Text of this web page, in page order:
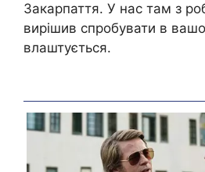
Закарпаття. У нас там з
вирішив спробувати в
влаштується.